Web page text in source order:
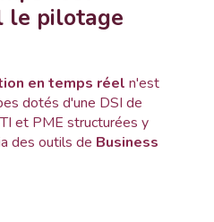
le pilotage
en temps réel n'est
dotés d'une DSI de
et PME structurées y
des outils de Business